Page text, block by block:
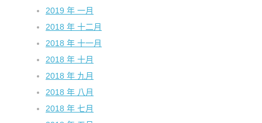
2019 年 一月
2018 年 十二月
2018 年 十一月
2018 年 十月
2018 年 九月
2018 年 八月
2018 年 七月